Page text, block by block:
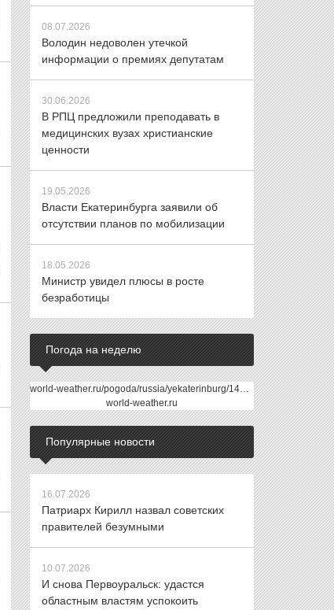
08.07.2026
Володин недоволен утечкой
информации о премиях депутатам
30.06.2026
В РПЦ предложили преподавать в
медицинских вузах христианские
ценности
19.05.2026
Власти Екатеринбурга заявили об
отсутствии планов по мобилизации
18.05.2026
Министр увидел плюсы в росте
безработицы
Погода на неделю
world-weather.ru/pogoda/russia/yekaterinburg/14days/
world-weather.ru
Популярные новости
16.07.2026
Патриарх Кирилл назвал советских
правителей безумными
10.07.2026
И снова Первоуральск: удастся
областным властям успокоить